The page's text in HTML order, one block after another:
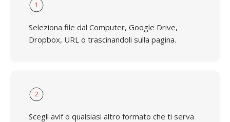
1
Seleziona file dal Computer, Google Drive,
Dropbox, URL o trascinandoli sulla pagina.
2
Scegli avif o qualsiasi altro formato che ti serva